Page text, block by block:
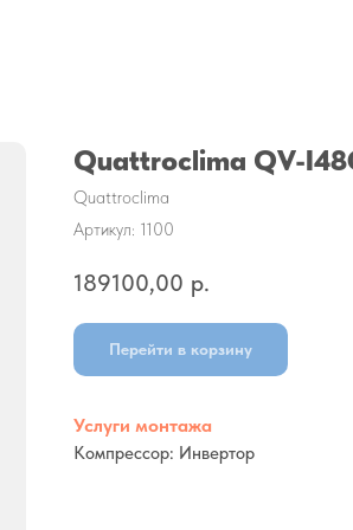
Quattroclima QV-
Quattroclima
Артикул: 1100
189100,00 р.
Перейти в корзину
Услуги монтажа
Компрессор: Инвертор